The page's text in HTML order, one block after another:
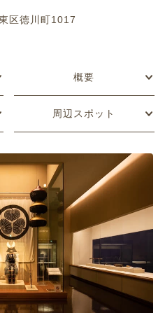
区徳川町1017
概要
周辺スポット